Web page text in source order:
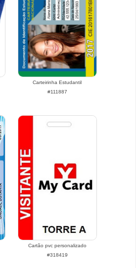
Carteirinha Estudantil
#111887
Cartão pvc personalizado
#318419